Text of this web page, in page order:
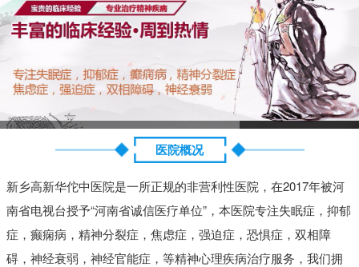
医院概况
新乡高新华佗中医院是一所正规的非营利性医院，在2017年被河
南省电视台授予“河南省诚信医疗单位”，本医院专注失眠症，抑郁
症，癫痫病，精神分裂症，焦虑症，强迫症，恐惧症，双相障
碍，神经衰弱，神经官能症，等精神心理疾病治疗服务，我们拥